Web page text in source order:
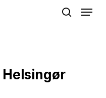
Menu
Helsingør